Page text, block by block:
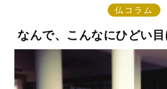
仏コラム
なんで、こんなにひどい